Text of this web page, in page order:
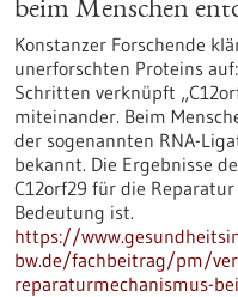
beim Menschen
Konstanzer Forschende
unerforschten Proteins
Schritten verknüpft
miteinander. Beim
der sogenannten RNA-
bekannt. Die Ergebnisse
C12orf29 für die
Bedeutung ist.
https://
bw.de/fachbeitrag/pm/
reparaturmechanismus-